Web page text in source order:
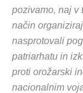
pozivamo, naj v
način
nasprotovali
patriarhatu in
proti orožarski
nacionalnim